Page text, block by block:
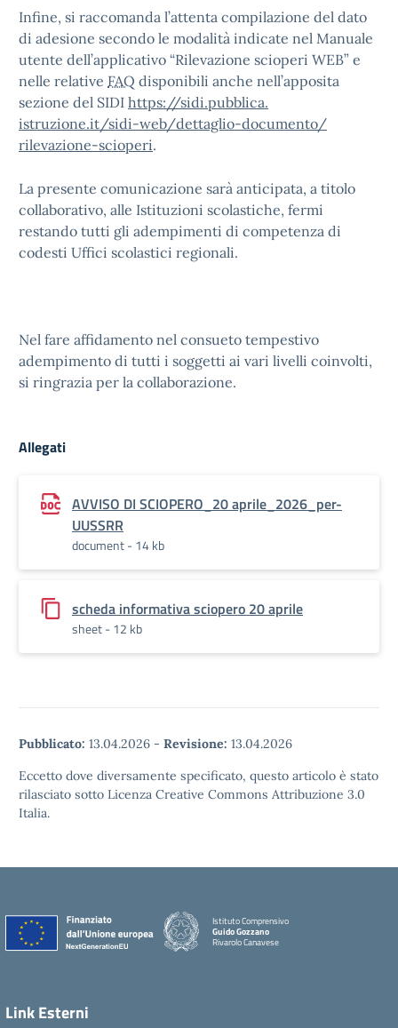
Infine, si raccomanda l’attenta compilazione del dato
di adesione secondo le modalità indicate nel Manuale
utente dell’applicativo “Rilevazione scioperi WEB” e
nelle relative FAQ disponibili anche nell’apposita
sezione del SIDI https://sidi.pubblica.
istruzione.it/sidi-web/dettaglio-documento/
rilevazione-scioperi.
La presente comunicazione sarà anticipata, a titolo
collaborativo, alle Istituzioni scolastiche, fermi
restando tutti gli adempimenti di competenza di
codesti Uffici scolastici regionali.
Nel fare affidamento nel consueto tempestivo
adempimento di tutti i soggetti ai vari livelli coinvolti,
si ringrazia per la collaborazione.
Allegati
AVVISO DI SCIOPERO_20 aprile_2026_per-
UUSSRR
document - 14 kb
scheda informativa sciopero 20 aprile
sheet - 12 kb
Pubblicato: 13.04.2026 - Revisione: 13.04.2026
Eccetto dove diversamente specificato, questo articolo è stato
rilasciato sotto Licenza Creative Commons Attribuzione 3.0
Italia.
Istituto Comprensivo
Guido Gozzano
Rivarolo Canavese
Link Esterni